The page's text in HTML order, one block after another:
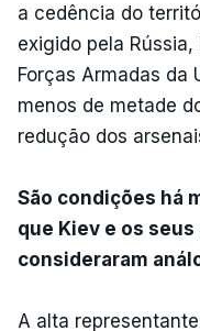
a cedência do
exigido pela
Forças Armadas da
menos de metade
redução dos
São condições há
que Kiev e os
consideraram
A alta